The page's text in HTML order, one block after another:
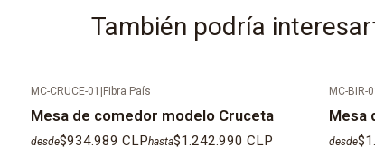
También podría
MC-CRUCE-01 Fibra País
Mesa de comedor modelo Cruceta
desde$934.989 CLPhasta$1.242.990 CLP
MC-BIR-
Mesa
desde